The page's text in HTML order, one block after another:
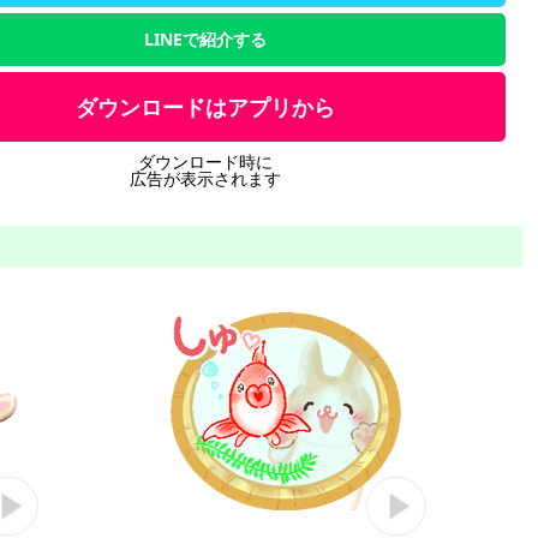
LINEで紹介する
ダウンロードはアプリから
ダウンロード時に
広告が表示されます